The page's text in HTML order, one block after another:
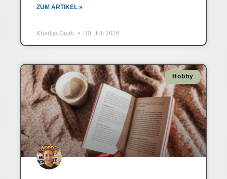
ZUM ARTIKEL »
Khadija Guirti 30. Juli 2026
Hobby